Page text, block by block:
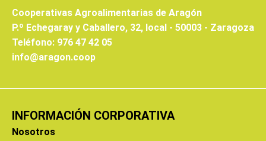
Cooperativas Agroalimentarias de Aragón
P.º Echegaray y Caballero, 32, local - 50003 - Zaragoza
Teléfono: 976 47 42 05
info@aragon.coop
INFORMACIÓN CORPORATIVA
Nosotros